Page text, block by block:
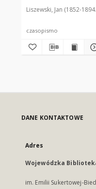
Liszewski, Jan (1852-1894).
czasopismo
DANE KONTAKTOWE
Adres
Wojewódzka
im. Emilii Sukertowej-